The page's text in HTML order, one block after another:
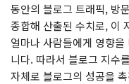
동안의 블로그 트래픽, 방
종합해 산출된 수치로, 이
얼마나 사람들에게 영향
니다. 따라서 블로그 지수
자체로 블로그의 성공을